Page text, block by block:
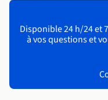
Disponible 24 h/24 et
à vos questions et